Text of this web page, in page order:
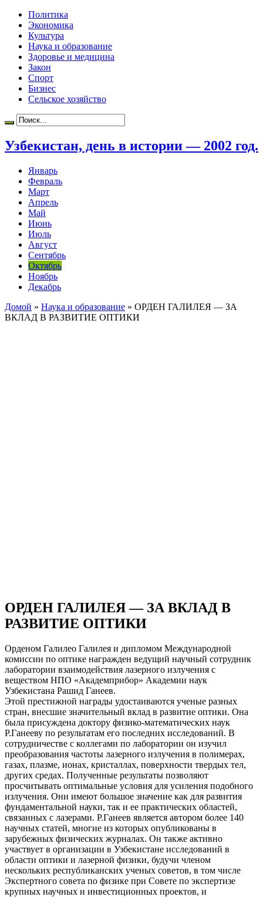
Политика
Экономика
Культура
Наука и образование
Здоровье и медицина
Закон
Спорт
Бизнес
Сельское хозяйство
Узбекистан, день в истории — 2002 год.
Январь
Февраль
Март
Апрель
Май
Июнь
Июль
Август
Сентябрь
Октябрь
Ноябрь
Декабрь
Домой » Наука и образование » ОРДЕН ГАЛИЛЕЯ — ЗА
ВКЛАД В РАЗВИТИЕ ОПТИКИ
ОРДЕН ГАЛИЛЕЯ — ЗА ВКЛАД В
РАЗВИТИЕ ОПТИКИ
Орденом Галилео Галилея и дипломом Международной
комиссии по оптике награжден ведущий научный сотрудник
лаборатории взаимодействия лазерного излучения с
веществом НПО «Академприбор» Академии наук
Узбекистана Рашид Ганеев.
Этой престижной награды удостаиваются ученые разных
стран, внесшие значительный вклад в развитие оптики. Она
была присуждена доктору физико-математических наук
Р.Ганееву по результатам его последних исследований. В
сотрудничестве с коллегами по лаборатории он изучил
преобразования частоты лазерного излучения в полимерах,
газах, плазме, ионах, кристаллах, поверхности твердых тел,
других средах. Полученные результаты позволяют
просчитывать оптимальные условия для усиления подобного
излучения. Они имеют большое значение как для развития
фундаментальной науки, так и ее практических областей,
связанных с лазерами. Р.Ганеев является автором более 140
научных статей, многие из которых опубликованы в
зарубежных физических журналах. Он также активно
участвует в организации в Узбекистане исследований в
области оптики и лазерной физики, будучи членом
нескольких республиканских ученых советов, в том числе
Экспертного совета по физике при Совете по экспертизе
крупных научных и инвестиционных проектов, и